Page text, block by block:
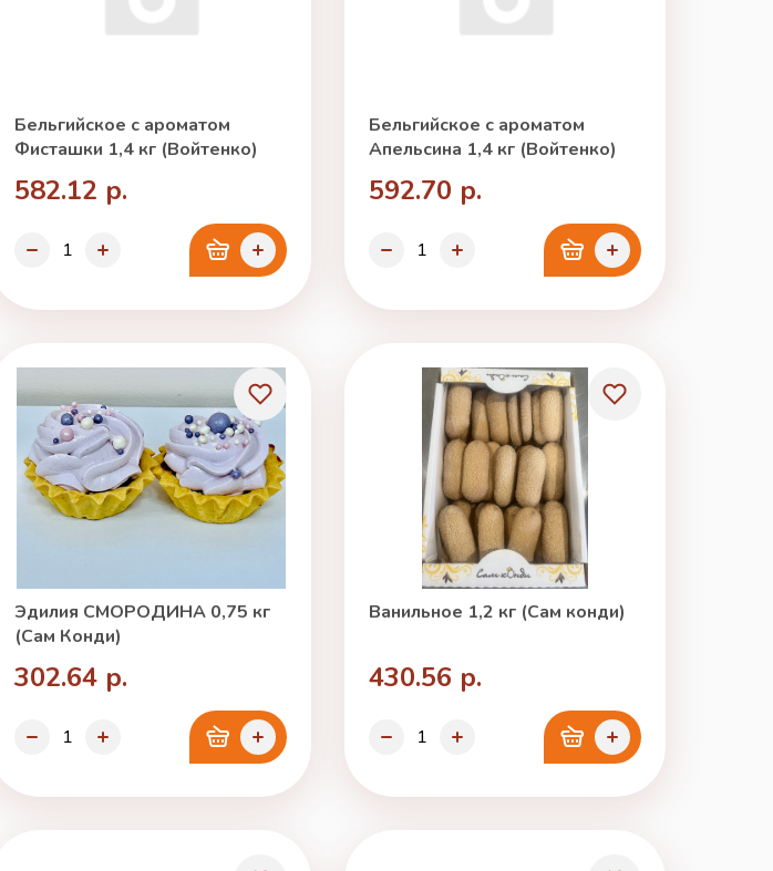
Бельгийское с ароматом
Фисташки 1,4 кг (Войтенко)
582.12 р.
Бельгийское с ароматом
Апельсина 1,4 кг (Войтенко)
592.70 р.
Эдилия СМОРОДИНА 0,75 кг
(Сам Конди)
302.64 р.
Ванильное 1,2 кг (Сам конди)
430.56 р.